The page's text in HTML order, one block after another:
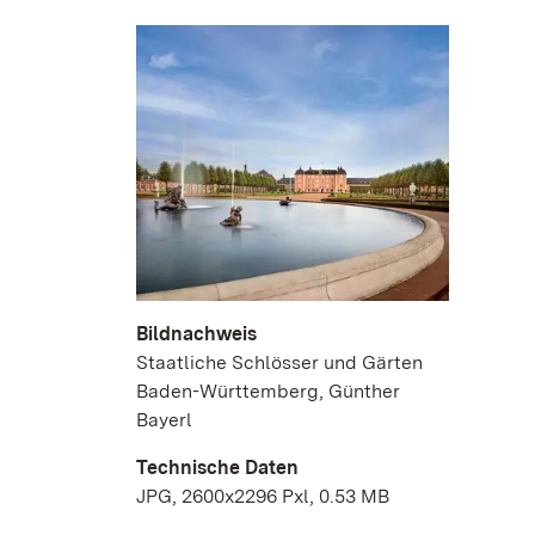
Bildnachweis
Staatliche Schlösser und Gärten
Baden-Württemberg, Günther
Bayerl
Technische Daten
JPG, 2600x2296 Pxl, 0.53 MB